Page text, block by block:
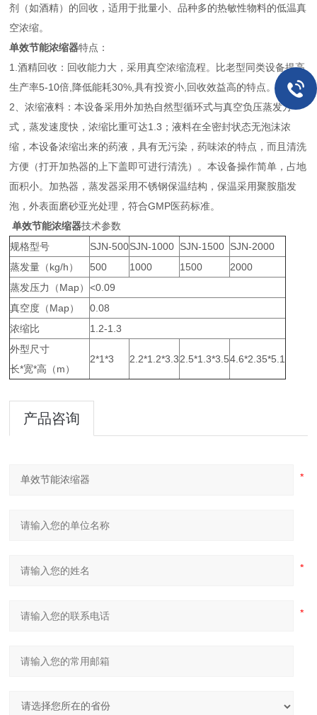
剂（如酒精）的回收，适用于批量小、品种多的热敏性物料的低温真
空浓缩。
单效节能浓缩器特点：
1.酒精回收：回收能力大，采用真空浓缩流程。比老型同类设备提高
生产率5-10倍,降低能耗30%,具有投资小,回收效益高的特点。
2、浓缩液料：本设备采用外加热自然型循环式与真空负压蒸发方
式，蒸发速度快，浓缩比重可达1.3；液料在全密封状态无泡沫浓
缩，本设备浓缩出来的药液，具有无污染，药味浓的特点，而且清洗
方便（打开加热器的上下盖即可进行清洗）。本设备操作简单，占地
面积小。加热器，蒸发器采用不锈钢保温结构，保温采用聚胺脂发
泡，外表面磨砂亚光处理，符合GMP医药标准。
单效节能浓缩器技术参数
规格型号
SJN-500SJN-1000 SJN-1500 SJN-2000
蒸发量（kg/h）
500 1000 1500
2000
蒸发压力（Map） <0.09
真空度（Map）
0.08
浓缩比
1.2-1.3
外型尺寸
长*宽*高（m）
2*1*3 2.2*1.2*3.32.5*1.3*3.54.6*2.35*5.1
产品咨询